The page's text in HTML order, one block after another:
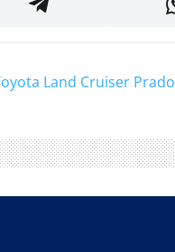
#Toyota Land Cruiser Prado